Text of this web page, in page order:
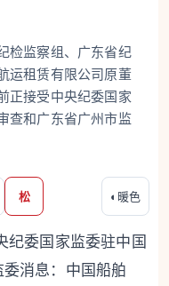
检监察组、广东省纪
运租赁有限公司原董
正接受中央纪委国家
查和广东省广州市监
松 ◐ 暖色
纪委国家监委驻中国
消息：中国船舶